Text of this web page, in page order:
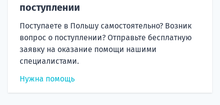
поступлении
Поступаете в Польшу самостоятельно? Возник
вопрос о поступлении? Отправьте бесплатную
заявку на оказание помощи нашими
специалистами.
Нужна помощь